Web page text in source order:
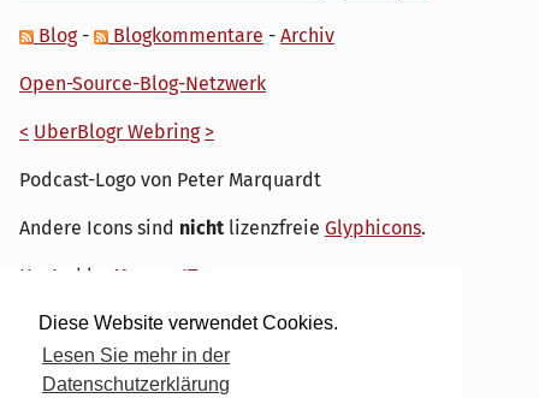
Diese Website verwendet Cookies.
Lesen Sie mehr in der
Datenschutzerklärung
Blog- Blogkommentare - Archiv
Open-Source-Blog-Netzwerk
< UberBlogr Webring >
Podcast-Logo von Peter Marquardt
Andere Icons sind nicht lizenzfreie Glyphicons.
Hosted by My own IT.